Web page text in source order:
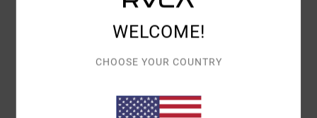
Rippstrick Am Rundhalsausschnitt
WELCOME!
CHOOSE YOUR COUNTRY